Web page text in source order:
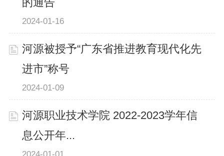
的通告
2024-01-16
河源被授予“广东省推进教育现代化先
进市”称号
2024-01-09
河源职业技术学院 2022-2023学年信
息公开年...